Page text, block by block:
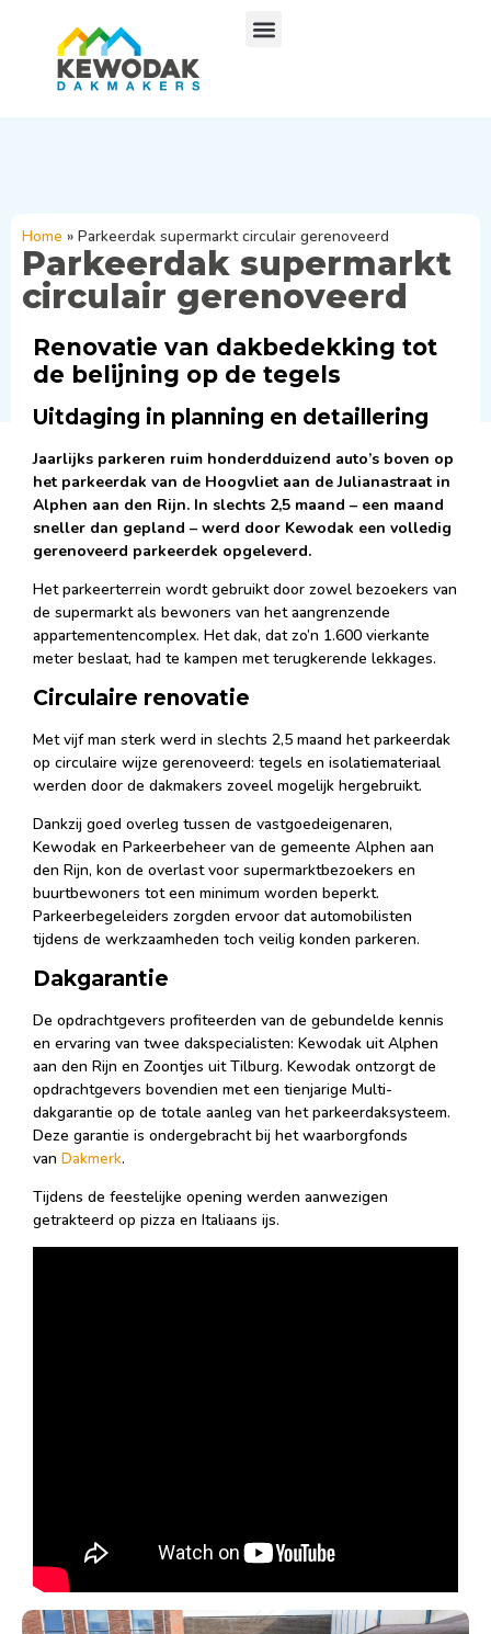
Home » Parkeerdak supermarkt circulair gerenoveerd
Parkeerdak supermarkt
circulair gerenoveerd
Renovatie van dakbedekking tot
de belijning op de tegels
Uitdaging in planning en detaillering
Jaarlijks parkeren ruim honderdduizend auto’s boven op
het parkeerdak van de Hoogvliet aan de Julianastraat in
Alphen aan den Rijn. In slechts 2,5 maand – een maand
sneller dan gepland – werd door Kewodak een volledig
gerenoveerd parkeerdek opgeleverd.
Het parkeerterrein wordt gebruikt door zowel bezoekers van
de supermarkt als bewoners van het aangrenzende
appartementencomplex. Het dak, dat zo’n 1.600 vierkante
meter beslaat, had te kampen met terugkerende lekkages.
Circulaire renovatie
Met vijf man sterk werd in slechts 2,5 maand het parkeerdak
op circulaire wijze gerenoveerd: tegels en isolatiemateriaal
werden door de dakmakers zoveel mogelijk hergebruikt.
Dankzij goed overleg tussen de vastgoedeigenaren,
Kewodak en Parkeerbeheer van de gemeente Alphen aan
den Rijn, kon de overlast voor supermarktbezoekers en
buurtbewoners tot een minimum worden beperkt.
Parkeerbegeleiders zorgden ervoor dat automobilisten
tijdens de werkzaamheden toch veilig konden parkeren.
Dakgarantie
De opdrachtgevers profiteerden van de gebundelde kennis
en ervaring van twee dakspecialisten: Kewodak uit Alphen
aan den Rijn en Zoontjes uit Tilburg. Kewodak ontzorgt de
opdrachtgevers bovendien met een tienjarige Multi-
dakgarantie op de totale aanleg van het parkeerdaksysteem.
Deze garantie is ondergebracht bij het waarborgfonds
van Dakmerk.
Tijdens de feestelijke opening werden aanwezigen
getrakteerd op pizza en Italiaans ijs.